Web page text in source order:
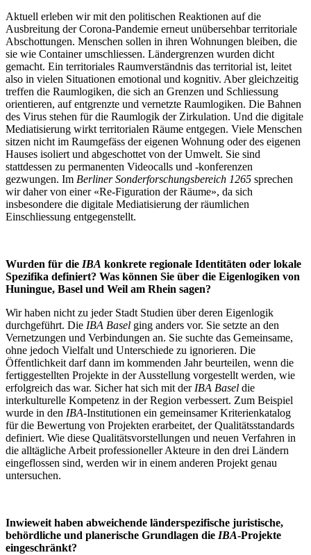
Aktuell erleben wir mit den politischen Reaktionen auf die
Ausbreitung der Corona-Pandemie erneut unübersehbar territoriale
Abschottungen. Menschen sollen in ihren Wohnungen bleiben, die
sie wie Container umschliessen. Ländergrenzen wurden dicht
gemacht. Ein territoriales Raumverständnis das territorial ist, leitet
also in vielen Situationen emotional und kognitiv. Aber gleichzeitig
treffen die Raumlogiken, die sich an Grenzen und Schliessung
orientieren, auf entgrenzte und vernetzte Raumlogiken. Die Bahnen
des Virus stehen für die Raumlogik der Zirkulation. Und die digitale
Mediatisierung wirkt territorialen Räume entgegen. Viele Menschen
sitzen nicht im Raumgefäss der eigenen Wohnung oder des eigenen
Hauses isoliert und abgeschottet von der Umwelt. Sie sind
stattdessen zu permanenten Videocalls und -konferenzen
gezwungen. Im Berliner Sonderforschungsbereich 1265 sprechen
wir daher von einer «Re-Figuration der Räume», da sich
insbesondere die digitale Mediatisierung der räumlichen
Einschliessung entgegenstellt.
Wurden für die IBA konkrete regionale Identitäten oder lokale
Spezifika definiert? Was können Sie über die Eigenlogiken von
Huningue, Basel und Weil am Rhein sagen?
Wir haben nicht zu jeder Stadt Studien über deren Eigenlogik
durchgeführt. Die IBA Basel ging anders vor. Sie setzte an den
Vernetzungen und Verbindungen an. Sie suchte das Gemeinsame,
ohne jedoch Vielfalt und Unterschiede zu ignorieren. Die
Öffentlichkeit darf dann im kommenden Jahr beurteilen, wenn die
fertiggestellten Projekte in der Ausstellung vorgestellt werden, wie
erfolgreich das war. Sicher hat sich mit der IBA Basel die
interkulturelle Kompetenz in der Region verbessert. Zum Beispiel
wurde in den IBA-Institutionen ein gemeinsamer Kriterienkatalog
für die Bewertung von Projekten erarbeitet, der Qualitätsstandards
definiert. Wie diese Qualitätsvorstellungen und neuen Verfahren in
die alltägliche Arbeit professioneller Akteure in den drei Ländern
eingeflossen sind, werden wir in einem anderen Projekt genau
untersuchen.
Inwieweit haben abweichende länderspezifische juristische,
behördliche und planerische Grundlagen die IBA-Projekte
eingeschränkt?